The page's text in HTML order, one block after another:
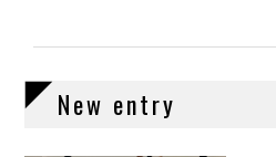
New entry